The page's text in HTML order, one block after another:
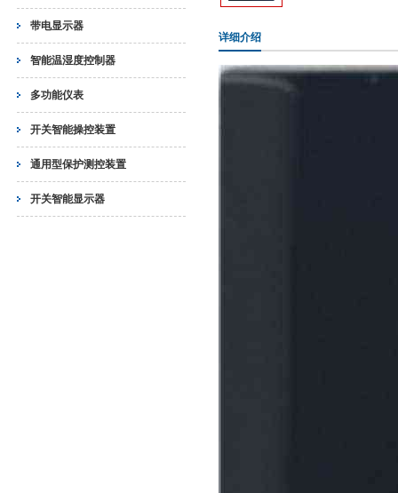
带电显示器
智能温湿度控制器
多功能仪表
开关智能操控装置
通用型保护测控装置
开关智能显示器
详细介绍